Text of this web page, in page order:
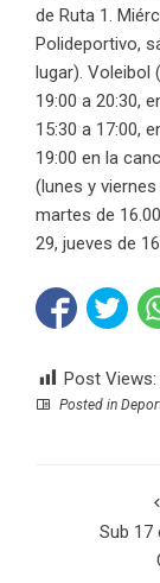
de Ruta 1.
Polideportivo,
lugar). Voleibol
19:00 a 20:30,
15:30 a 17:00,
19:00 en la
(lunes y
martes de
29, jueves de
Post Views:
Posted in
Sub 17